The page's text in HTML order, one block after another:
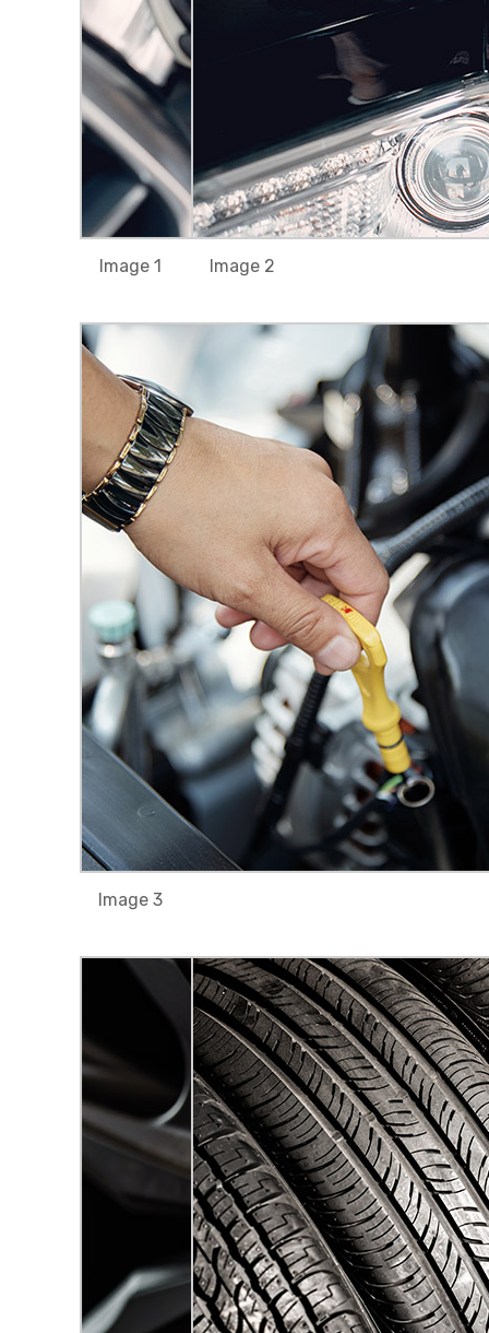
Image 1 Image 2
Image 3